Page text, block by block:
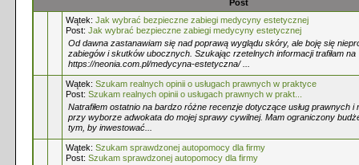
Post
Wątek: Jak wybrać bezpieczne zabiegi medycyny estetycznej
Post: Jak wybrać bezpieczne zabiegi medycyny estetycznej
Od dawna zastanawiam się nad poprawą wyglądu skóry, ale boję się
zabiegów i skutków ubocznych. Szukając rzetelnych informacji trafiłam na
https://neonia.com.pl/medycyna-estetyczna/ ...
Wątek: Szukam realnych opinii o usługach prawnych w praktyce
Post: Szukam realnych opinii o usługach prawnych w prakt...
Natrafiłem ostatnio na bardzo różne recenzje dotyczące usług prawnych i
przy wyborze adwokata do mojej sprawy cywilnej. Mam ograniczony
tym, by inwestować...
Wątek: Szukam sprawdzonej autopomocy dla firmy
Post: Szukam sprawdzonej autopomocy dla firmy